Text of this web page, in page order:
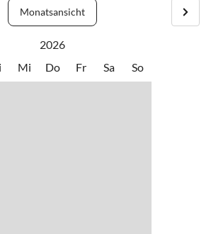
gegenüber der Auffahrt zur Rodelbahn
Monatsansicht
2026
Mi Do Fr Sa So